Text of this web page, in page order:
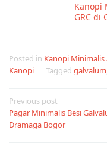
Kanopi
GRC di
Posted in Kanopi
Kanopi
Tagged galvalum
Post
navigation
Previous post
Pagar Minimalis Besi
Dramaga Bogor